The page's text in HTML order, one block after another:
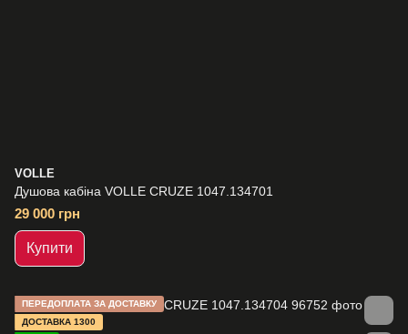
VOLLE
Душова кабіна VOLLE CRUZE 1047.134701
29 000 грн
Купити
ПЕРЕДОПЛАТА ЗА ДОСТАВКУ
ДОСТАВКА 1300